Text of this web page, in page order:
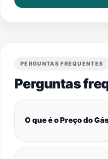
PERGUNTAS FREQUENTES
Perguntas
O que é o Preço do